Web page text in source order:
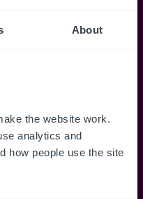
About
the website work.
analytics and
how people use the site
des alertes.